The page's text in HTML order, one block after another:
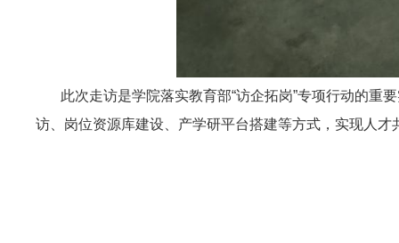
此次走访是学院落实教育部“访企拓岗”专项行动的重要
访、岗位资源库建设、产学研平台搭建等方式，实现人才